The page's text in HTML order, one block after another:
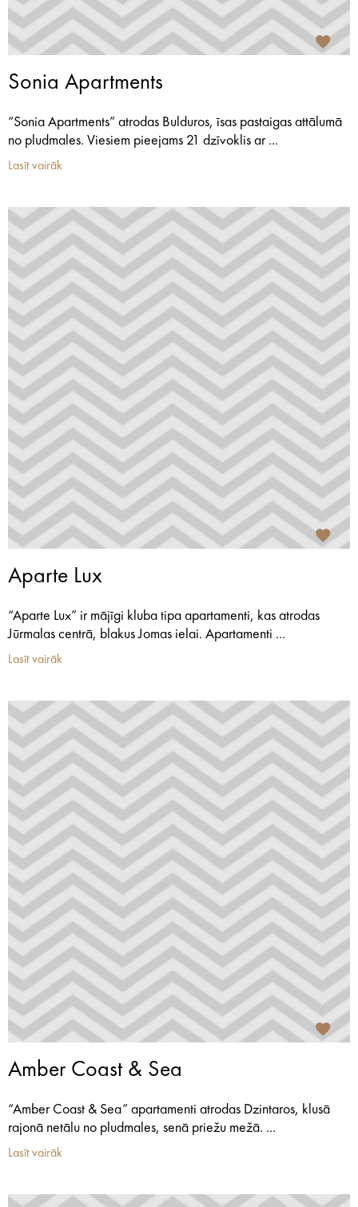
Sonia Apartments
“Sonia Apartments” atrodas Bulduros, īsas pastaigas attālumā
no pludmales. Viesiem pieejams 21 dzīvoklis ar ...
Lasīt vairāk
Aparte Lux
“Aparte Lux” ir mājīgi kluba tipa apartamenti, kas atrodas
Jūrmalas centrā, blakus Jomas ielai. Apartamenti ...
Lasīt vairāk
Amber Coast & Sea
“Amber Coast & Sea” apartamenti atrodas Dzintaros, klusā
rajonā netālu no pludmales, senā priežu mežā. ...
Lasīt vairāk